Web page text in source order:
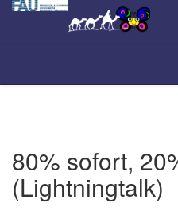
Zum
80% sofort,
(Lightningtalk)